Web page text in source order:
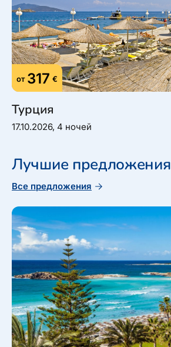
от 317 €
Турция
17.10.2026, 4 ночей
Лучшие предложения
Все предложения